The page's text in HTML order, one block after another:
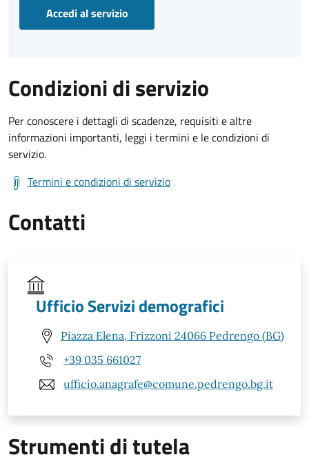
Accedi al servizio
Condizioni di servizio
Per conoscere i dettagli di scadenze, requisiti e altre
informazioni importanti, leggi i termini e le condizioni di
servizio.
Termini e condizioni di servizio
Contatti
Ufficio Servizi demografici
Piazza Elena, Frizzoni 24066 Pedrengo (BG)
+39 035 661027
ufficio.anagrafe@comune.pedrengo.bg.it
Strumenti di tutela